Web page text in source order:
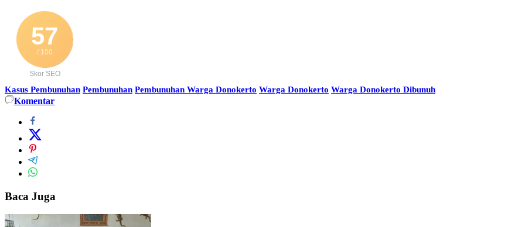
57
/ 100
Skor SEO
Kasus Pembunuhan Pembunuhan Pembunuhan Warga Donokerto Warga Donokerto Warga Donokerto Dibunuh
Komentar
Baca Juga